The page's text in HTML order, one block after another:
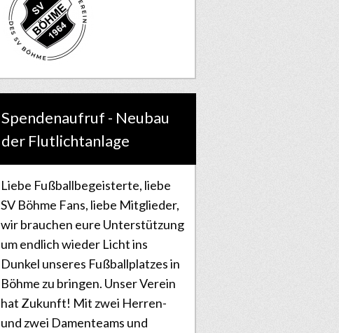
Spendenaufruf - Neubau
der Flutlichtanlage
Liebe Fußballbegeisterte, liebe
SV Böhme Fans, liebe Mitglieder,
wir brauchen eure Unterstützung
um endlich wieder Licht ins
Dunkel unseres Fußballplatzes in
Böhme zu bringen. Unser Verein
hat Zukunft! Mit zwei Herren-
und zwei Damenteams und